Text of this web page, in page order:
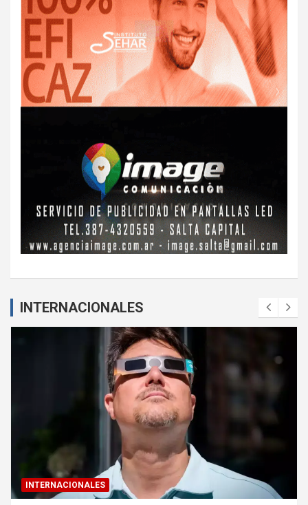
INTERNACIONALES
INTERNACIONALES